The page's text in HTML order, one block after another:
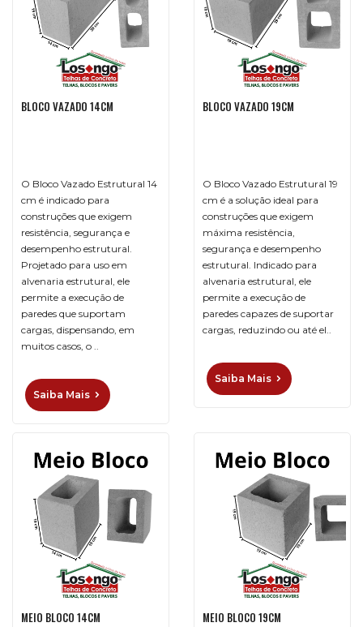
BLOCO VAZADO 14CM
O Bloco Vazado Estrutural 14
cm é indicado para
construções que exigem
resistência, segurança e
desempenho estrutural.
Projetado para uso em
alvenaria estrutural, ele
permite a execução de
paredes que suportam
cargas, dispensando, em
muitos casos, o ..
Saiba Mais
BLOCO VAZADO 19CM
O Bloco Vazado Estrutural 19
cm é a solução ideal para
construções que exigem
máxima resistência,
segurança e desempenho
estrutural. Indicado para
alvenaria estrutural, ele
permite a execução de
paredes capazes de suportar
cargas, reduzindo ou até el..
Saiba Mais
MEIO BLOCO 14CM MEIO BLOCO 19CM